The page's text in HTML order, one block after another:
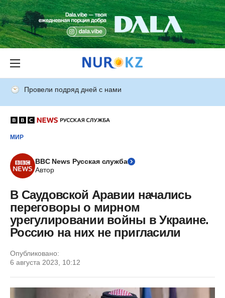
Провели подряд дней с нами
МИР
BBC News Русская служба
Автор
В Саудовской Аравии начались
переговоры о мирном
урегулировании войны в Украине.
Россию на них не пригласили
Опубликовано:
6 августа 2023, 10:12